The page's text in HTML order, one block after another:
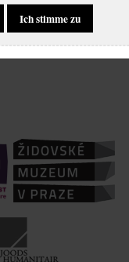
Ich stimme zu